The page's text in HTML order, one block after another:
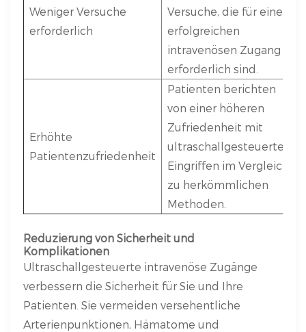
Weniger Versuche
erforderlich
Versuche, die für einen
erfolgreichen
intravenösen Zugang
erforderlich sind.
Erhöhte
Patientenzufriedenheit
Patienten berichten
von einer höheren
Zufriedenheit mit
ultraschallgesteuerten
Eingriffen im Vergleich
zu herkömmlichen
Methoden.
Reduzierung von Sicherheit und
Komplikationen
Ultraschallgesteuerte intravenöse Zugänge
verbessern die Sicherheit für Sie und Ihre
Patienten. Sie vermeiden versehentliche
Arterienpunktionen, Hämatome und